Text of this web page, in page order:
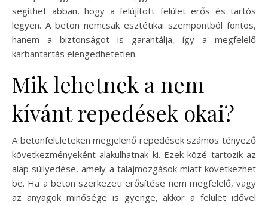
segíthet abban, hogy a felújított felület erős és tartós
legyen. A beton nemcsak esztétikai szempontból fontos,
hanem a biztonságot is garantálja, így a megfelelő
karbantartás elengedhetetlen.
Mik lehetnek a nem
kívánt repedések okai?
A betonfelületeken megjelenő repedések számos tényező
következményeként alakulhatnak ki. Ezek közé tartozik az
alap süllyedése, amely a talajmozgások miatt következhet
be. Ha a beton szerkezeti erősítése nem megfelelő, vagy
az anyagok minősége is gyenge, akkor a felület idővel